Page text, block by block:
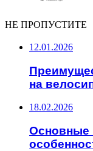
НЕ ПРОПУСТИТЕ
12.01.2026
на
18.02.2026
Основные